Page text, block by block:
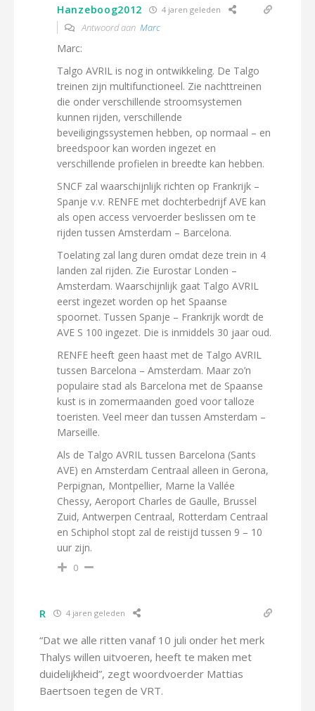
Hanzeboog2012 4 jaren geleden
Antwoord aan Marc
Marc:
Talgo AVRIL is nog in ontwikkeling. De Talgo
treinen zijn multifunctioneel. Zie nachttreinen
die onder verschillende stroomsystemen
kunnen rijden, verschillende
beveiligingssystemen hebben, op normaal – en
breedspoor kan worden ingezet en
verschillende profielen in breedte kan hebben.
SNCF zal waarschijnlijk richten op Frankrijk –
Spanje v.v. RENFE met dochterbedrijf AVE kan
als open access vervoerder beslissen om te
rijden tussen Amsterdam – Barcelona.
Toelating zal lang duren omdat deze trein in 4
landen zal rijden. Zie Eurostar Londen –
Amsterdam. Waarschijnlijk gaat Talgo AVRIL
eerst ingezet worden op het Spaanse
spoornet. Tussen Spanje – Frankrijk wordt de
AVE S 100 ingezet. Die is inmiddels 30 jaar oud.
RENFE heeft geen haast met de Talgo AVRIL
tussen Barcelona – Amsterdam. Maar zo’n
populaire stad als Barcelona met de Spaanse
kust is in zomermaanden goed voor talloze
toeristen. Veel meer dan tussen Amsterdam –
Marseille.
Als de Talgo AVRIL tussen Barcelona (Sants
AVE) en Amsterdam Centraal alleen in Gerona,
Perpignan, Montpellier, Marne la Vallée
Chessy, Aeroport Charles de Gaulle, Brussel
Zuid, Antwerpen Centraal, Rotterdam Centraal
en Schiphol stopt zal de reistijd tussen 9 – 10
uur zijn.
0
R 4 jaren geleden
“Dat we alle ritten vanaf 10 juli onder het merk
Thalys willen uitvoeren, heeft te maken met
duidelijkheid”, zegt woordvoerder Mattias
Baertsoen tegen de VRT.